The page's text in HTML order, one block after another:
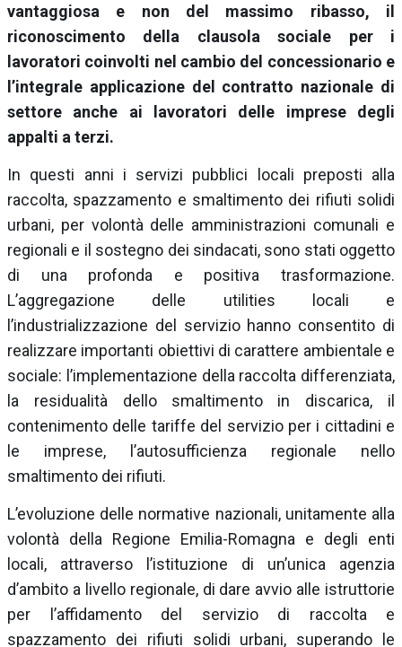
vantaggiosa e non del massimo ribasso,
il
riconoscimento della clausola sociale per i
lavoratori coinvolti nel cambio del concessionario e
l’integrale applicazione del contratto nazionale di
settore anche ai lavoratori delle imprese degli
appalti a terzi.
In questi anni i servizi pubblici locali preposti alla
raccolta, spazzamento e smaltimento dei rifiuti solidi
urbani, per volontà delle amministrazioni comunali e
regionali e il sostegno dei sindacati, sono stati oggetto
di una profonda e positiva trasformazione.
L’aggregazione delle utilities locali e
l’industrializzazione del servizio hanno consentito di
realizzare importanti obiettivi di carattere ambientale e
sociale: l’implementazione della raccolta differenziata,
la residualità dello smaltimento in discarica, il
contenimento delle tariffe del servizio per i cittadini e
le imprese, l’autosufficienza regionale nello
smaltimento dei rifiuti.
L’evoluzione delle normative nazionali, unitamente alla
volontà della Regione Emilia-Romagna e degli enti
locali, attraverso l’istituzione di un’unica agenzia
d’ambito a livello regionale, di dare avvio alle istruttorie
per l’affidamento del servizio di raccolta e
spazzamento dei rifiuti solidi urbani, superando le